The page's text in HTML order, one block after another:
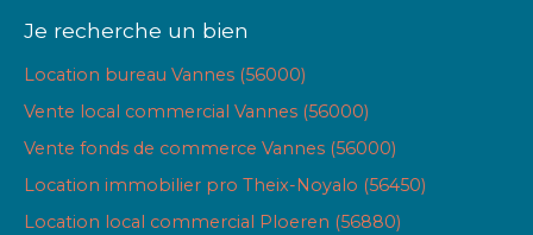
Je recherche un bien
Location bureau Vannes (56000)
Vente local commercial Vannes (56000)
Vente fonds de commerce Vannes (56000)
Location immobilier pro Theix-Noyalo (56450)
Location local commercial Ploeren (56880)